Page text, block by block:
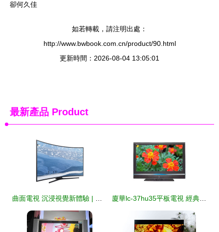
卻何久佳
如若轉載，請注明出處：
http://www.bwbook.com.cn/product/90.html
更新時間：2026-08-04 13:05:01
最新產品 Product